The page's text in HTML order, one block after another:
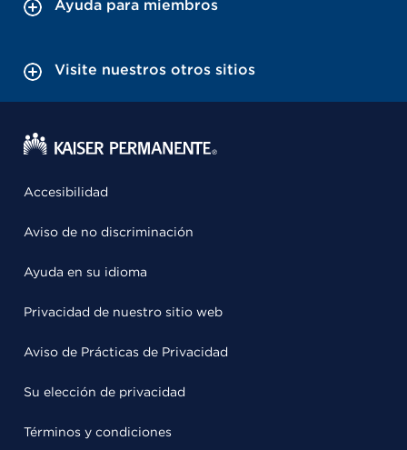
Ayuda para miembros
Visite nuestros otros sitios
Accesibilidad
Aviso de no discriminación
Ayuda en su idioma
Privacidad de nuestro sitio web
Aviso de Prácticas de Privacidad
Su elección de privacidad
Términos y condiciones